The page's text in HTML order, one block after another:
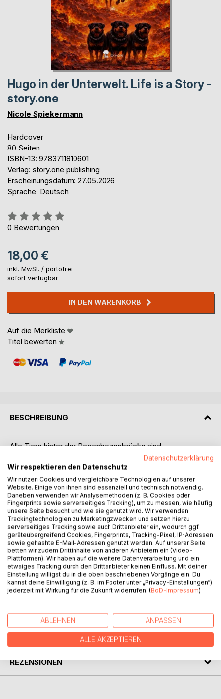
Hugo in der Unterwelt. Life is a Story -
story.one
Nicole Spiekermann
Hardcover
80 Seiten
ISBN-13: 9783711810601
Verlag: story.one publishing
Erscheinungsdatum: 27.05.2026
Sprache: Deutsch
Bewertung::
0%
0 Bewertungen
18,00 €
inkl. MwSt. / portofrei
sofort verfügbar
IN DEN WARENKORB
Auf die Merkliste
Titel bewerten
BESCHREIBUNG
Alle Tiere hinter der Regenbogenbrücke sind
Elli und ihre Freunde wissen sofort: Sie müssen helfen.
Doch um die Entführten zu retten, müssen sie zuerst ein
geheimnisvolles Rätsel lösen denn nur so finden sie den
verborgenen Weg in die Unterwelt. Dort erwartet sie nicht
nur große Gefahr, sondern auch ein mächtiger Feind,
dessen dunkler Plan alles bedroht. Nur wenn sie
zusammenhalten, können Elli, Hugo, Bonny, Paul und Scout
ihre Freunde befreien und das drohende Unheil aufhalten.
Ein magisches Abenteuer - Band 3 der dreiteiligen Reihe
um Hugo und seine Freunde!
REZENSIONEN
Datenschutzerklärung
Wir respektieren den Datenschutz
Wir nutzen Cookies und vergleichbare Technologien auf unserer
Website. Einige von ihnen sind essenziell und technisch notwendig.
Daneben verwenden wir Analysemethoden (z. B. Cookies oder
Fingerprints sowie serverseitiges Tracking), um zu messen, wie häufig
unsere Seite besucht und wie sie genutzt wird. Wir verwenden
Trackingtechnologien zu Marketingzwecken und setzen hierzu
serverseitiges Tracking sowie auch Drittanbieter ein, wodurch ggf.
geräteübergreifend Cookies, Fingerprints, Tracking-Pixel, IP-Adressen
sowie gehashte E-Mail-Adressen genutzt werden. Auf unserer Seite
betten wir zudem Drittinhalte von anderen Anbietern ein (Video-
Plattformen). Wir haben auf die weitere Datenverarbeitung und ein
etwaiges Tracking durch den Drittanbieter keinen Einfluss. Mit deiner
Einstellung willigst du in die oben beschriebenen Vorgänge ein. Du
kannst deine Einwilligung (z. B. im Footer unter „Privacy-Einstellungen“)
jederzeit mit Wirkung für die Zukunft widerrufen. (BoD-Impressum)
ABLEHNEN ANPASSEN
ALLE AKZEPTIEREN